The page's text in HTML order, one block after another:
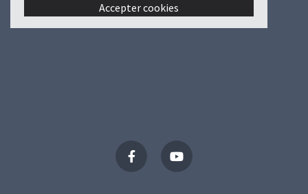
Accepter cookies